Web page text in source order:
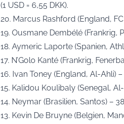
(1 USD = 6,55 DKK).
20. Marcus Rashford (England,
19. Ousmane Dembélé (Frankrig,
18. Aymeric Laporte (Spanien,
17. N’Golo Kanté (Frankrig,
16. Ivan Toney (England, Al-Ahli) –
15. Kalidou Koulibaly (Senegal,
14. Neymar (Brasilien, Santos) –
13. Kevin De Bruyne (Belgien,